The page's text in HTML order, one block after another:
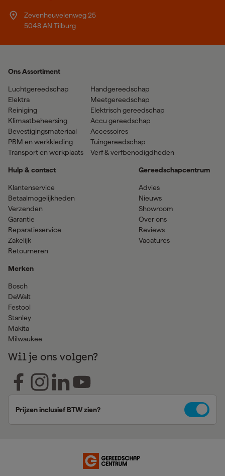
Zevenheuvelenweg 25
5048 AN Tilburg
Ons Assortiment
Luchtgereedschap
Elektra
Reiniging
Klimaatbeheersing
Bevestigingsmateriaal
PBM en werkkleding
Transport en werkplaats
Handgereedschap
Meetgereedschap
Elektrisch gereedschap
Accu gereedschap
Accessoires
Tuingereedschap
Verf & verfbenodigdheden
Hulp & contact
Klantenservice
Betaalmogelijkheden
Verzenden
Garantie
Reparatieservice
Zakelijk
Retourneren
Merken
Bosch
DeWalt
Festool
Stanley
Makita
Milwaukee
Gereedschapcentrum
Advies
Nieuws
Showroom
Over ons
Reviews
Vacatures
Wil je ons volgen?
Prijzen inclusief BTW zien?